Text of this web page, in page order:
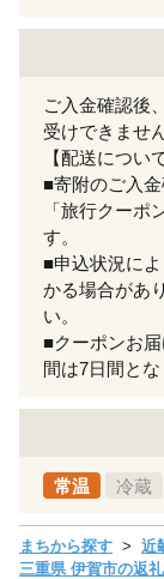
ご入金確認後
受けできませ
【配送につい
■寄附のご入
「旅行クーポ
す。
■申込状況に
かる場合があ
い。
■クーポンお
間は7日間とな
常温 冷蔵
まちから探す 近
三重県 伊賀市の返